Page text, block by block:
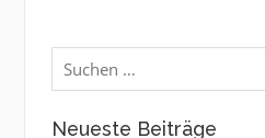
Suchen
nach:
Neueste Beiträge